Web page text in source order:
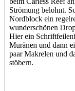
Strömung belohnt.
Nordblock ein
wunderschönen
Hier ein
Muränen und dann
paar Makrelen und
stöbern.